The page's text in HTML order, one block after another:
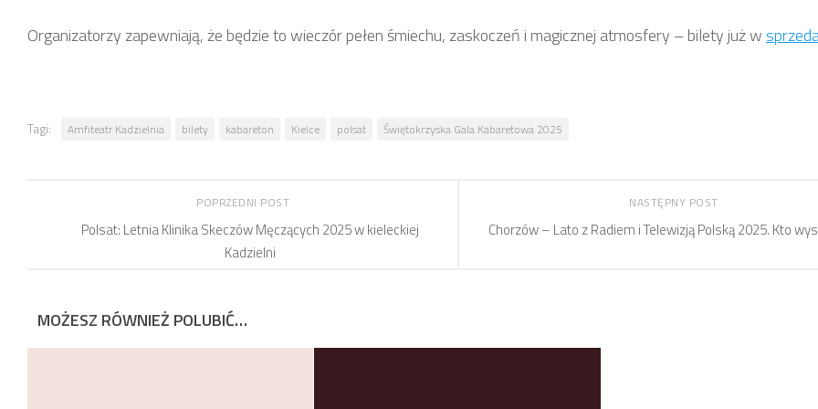
Organizatorzy zapewniają, że będzie to wieczór pełen śmiechu, zaskoczeń i magicznej atmosfery – bilety już w
Tagi: Amfiteatr Kadzielnia bilety kabareton Kielce polsat Świętokrzyska Gala Kabaretowa 2025
NASTĘPNY POST
Chorzów – Lato z Radiem i Telewizją Polską 2025. Kto
POPRZEDNI POST
Polsat: Letnia Klinika Skeczów Męczących 2025 w kieleckiej
Kadzielni
MOŻESZ RÓWNIEŻ POLUBIĆ…